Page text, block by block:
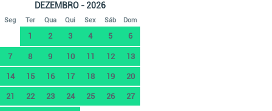
DEZEMBRO - 2026
Seg Ter Qua Qui Sex Sáb Dom
1 2 3 4 5 6
7 8 9 10 11 12 13
14 15 16 17 18 19 20
21 22 23 24 25 26 27